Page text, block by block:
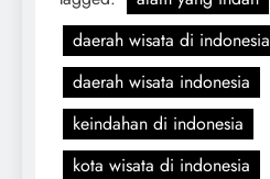
daerah wisata di indonesia
daerah wisata indonesia
keindahan di indonesia
kota wisata di indonesia